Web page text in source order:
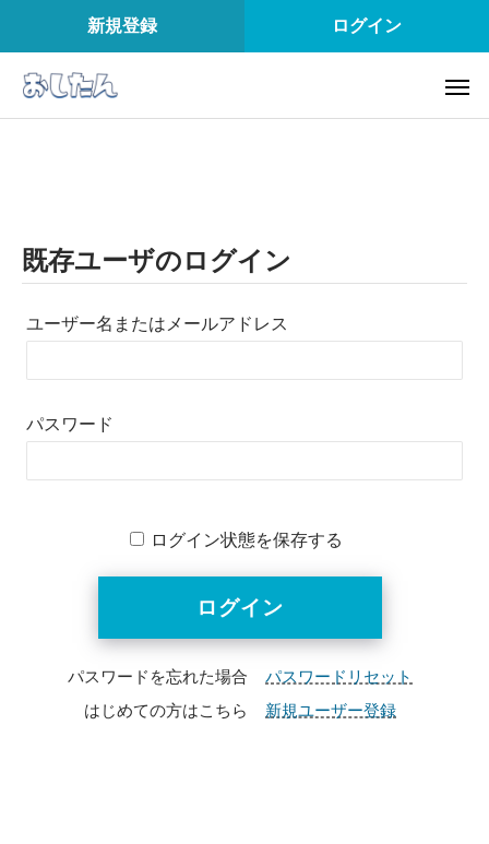
新規登録 ログイン
既存ユーザのログイン
ユーザー名またはメールアドレス
パスワード
ログイン状態を保存する
パスワードを忘れた場合
パスワードリセット
はじめての方はこちら
新規ユーザー登録